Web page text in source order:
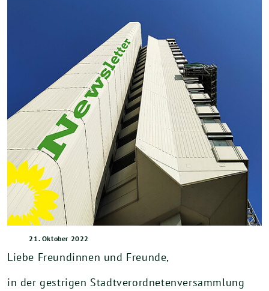
21. Oktober 2022
Liebe Freundinnen und Freunde,
in der gestrigen Stadtverordnetenversammlung